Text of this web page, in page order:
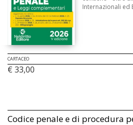
Internazionali ed
CARTACEO
€ 33,00
Codice penale e di procedura